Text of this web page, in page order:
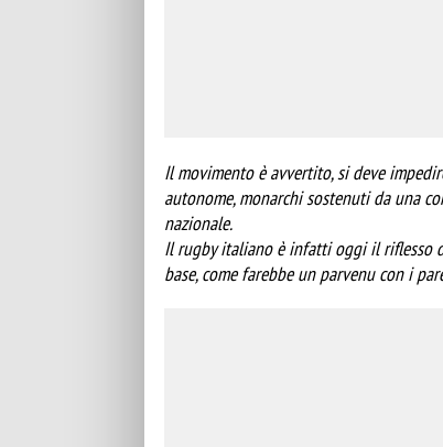
Il movimento è avvertito, si deve
autonome, monarchi sostenuti da una
nazionale.
Il rugby italiano è infatti oggi il riflesso
base, come farebbe un parvenu con i